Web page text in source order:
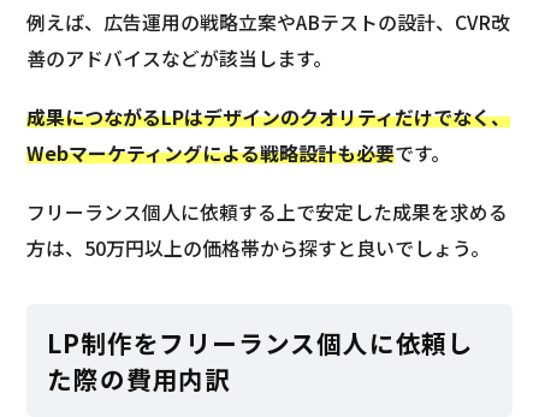
例えば、広告運用の戦略立案やABテストの設計、CVR改
善のアドバイスなどが該当します。
成果につながるLPはデザインのクオリティだけでなく、
Webマーケティングによる戦略設計も必要です。
フリーランス個人に依頼する上で安定した成果を求める
方は、50万円以上の価格帯から探すと良いでしょう。
LP制作をフリーランス個人に依頼し
た際の費用内訳